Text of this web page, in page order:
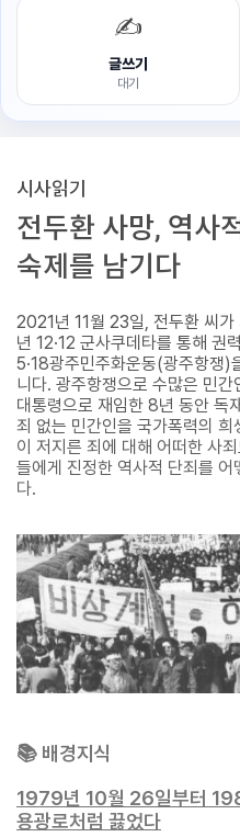
✍️
글쓰기
대기
시사읽기
전두환 사망, 역사
숙제를 남기다
2021년 11월 23일, 전두환 씨
년 12·12 군사쿠데타를 통해
5·18광주민주화운동(광주항쟁)
니다. 광주항쟁으로 수많은 민간
대통령으로 재임한 8년 동안 독
죄 없는 민간인을 국가폭력의
이 저지른 죄에 대해 어떠한 사
들에게 진정한 역사적 단죄를 어
다.
📚 배경지식
1979년 10월 26일부터
용광로처럼 끓었다